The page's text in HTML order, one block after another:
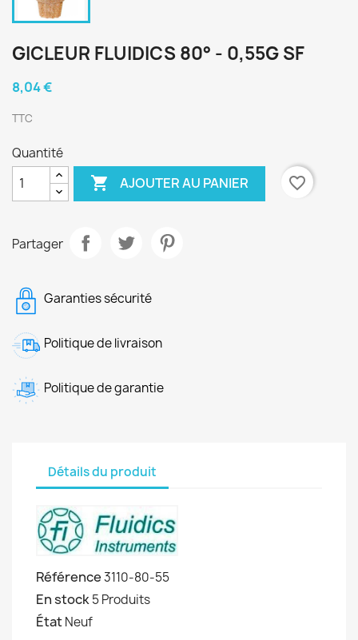
GICLEUR FLUIDICS 80° - 0,55G SF
8,04 €
TTC
Quantité
 AJOUTER AU PANIER favorite_border
Partager
Garanties sécurité
Politique de livraison
Politique de garantie
Détails du produit
Référence3110-80-55
En stock5 Produits
ÉtatNeuf